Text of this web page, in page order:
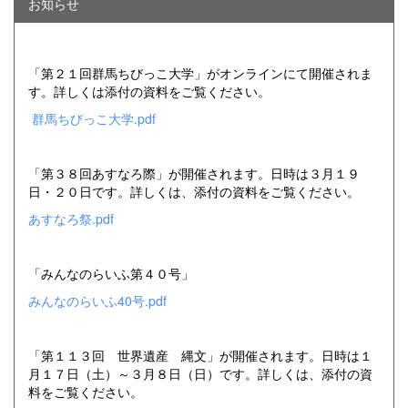
「第２１回群馬ちびっこ大学」がオンラインにて開催されま
す。詳しくは添付の資料をご覧ください。
群馬ちびっこ大学.pdf
「第３８回あすなろ際」が開催されます。日時は３月１９
日・２０日です。詳しくは、添付の資料をご覧ください。
あすなろ祭.pdf
「みんなのらいふ第４０号」
みんなのらいふ40号.pdf
「第１１３回 世界遺産 縄文」が開催されます。日時は１
月１７日（土）～３月８日（日）です。詳しくは、添付の資
料をご覧ください。